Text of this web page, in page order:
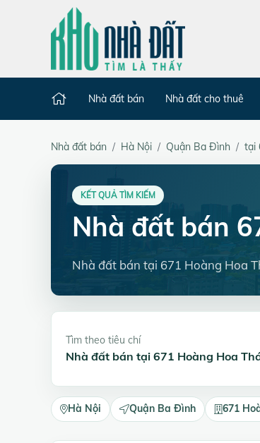
Nhà đất bán Nhà đất cho thuê
Nhà đất bán Hà Nội Quận Ba Đình tại
KẾT QUẢ TÌM KIẾM
Nhà đất bán
Nhà đất bán tại 671 Hoàng Hoa
Tìm theo tiêu chí
Nhà đất bán tại 671 Hoàng Hoa
Hà Nội Quận Ba Đình 671